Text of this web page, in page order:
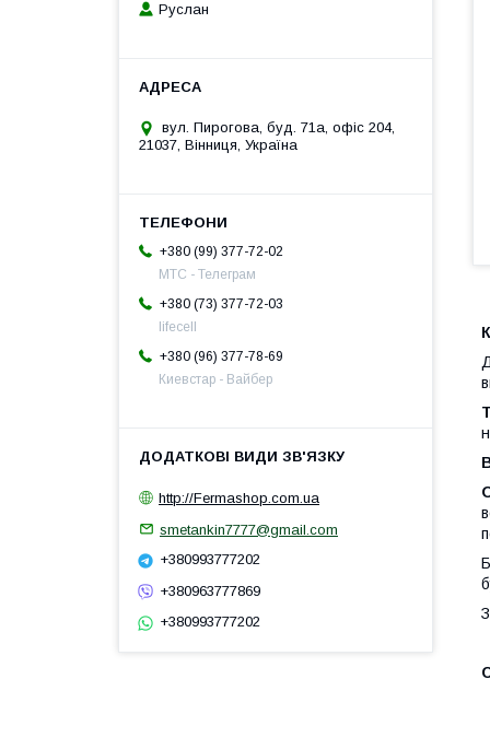
Руслан
вул. Пирогова, буд. 71а, офіс 204,
21037, Вінниця, Україна
+380 (99) 377-72-02
МТС - Телеграм
+380 (73) 377-72-03
lifecell
+380 (96) 377-78-69
Киевстар - Вайбер
http://Fermashop.com.ua
smetankin7777@gmail.com
+380993777202
+380963777869
+380993777202